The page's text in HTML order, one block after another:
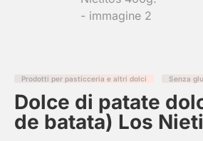
Prodotti per pasticceria e altri dolci Senza
Dolce di patate
de batata) Los